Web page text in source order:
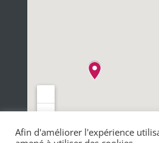
Afin d'améliorer l'expérience